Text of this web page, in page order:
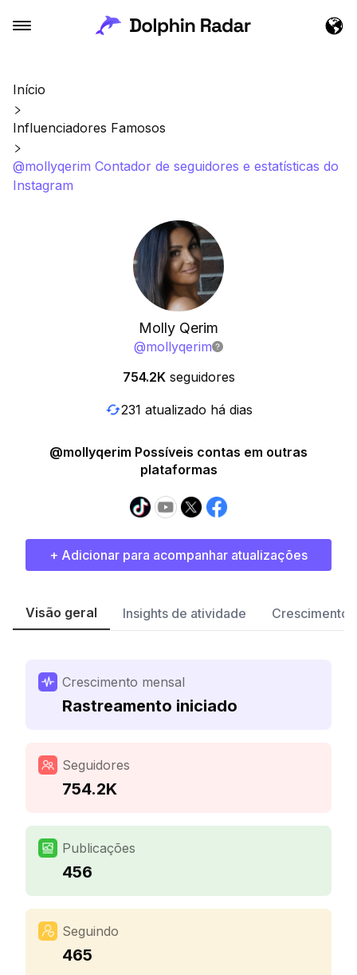
Início
Influenciadores Famosos
@mollyqerim Contador de seguidores e estatísticas do
Instagram
Molly Qerim
@mollyqerim
754.2K seguidores
231 atualizado há dias
@mollyqerim Possíveis contas em outras
plataformas
+ Adicionar para acompanhar atualizações
Visão geral Insights de atividade Crescimento
Crescimento mensal
Rastreamento iniciado
Seguidores
754.2K
Publicações
456
Seguindo
465